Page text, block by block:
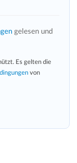
gelesen und
Es gelten die
von